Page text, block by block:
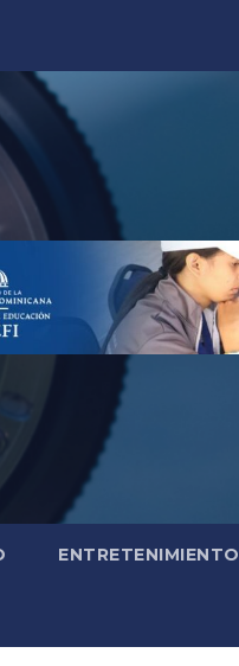
ENTRETENIMIENTO